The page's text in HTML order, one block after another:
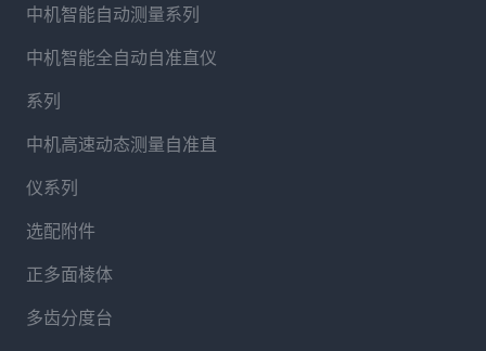
中机智能自动测量系列
中机智能全自动自准直仪
系列
中机高速动态测量自准直
仪系列
选配附件
正多面棱体
多齿分度台